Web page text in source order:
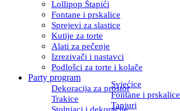
Lollipop Štapići
Fontane i prskalice
Sprejevi za slastice
Kutije za torte
Alati za pečenje
Izrezivači i nastavci
Podlošci za torte i kolače
Party program
Dekoracija za prostor
Svjećice
Trakice
Fontane i prskalice
Stolnjaci i dekoracije
Tanjuri